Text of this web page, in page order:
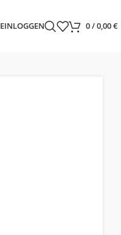
EINLOGGEN 0/0,00€